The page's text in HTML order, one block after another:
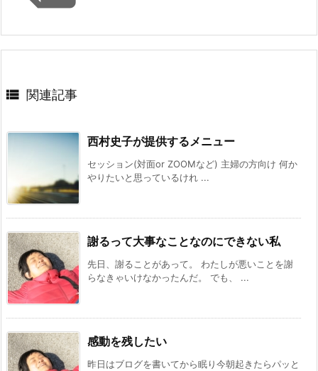
 関連記事
西村史子が提供するメニュー
セッション(対面or ZOOMなど) 主婦の方向け 何か
やりたいと思っているけれ ...
謝るって大事なことなのにできない私
先日、謝ることがあって。 わたしが悪いことを謝
らなきゃいけなかったんだ。 でも、 ...
感動を残したい
昨日はブログを書いてから眠り今朝起きたらパッと